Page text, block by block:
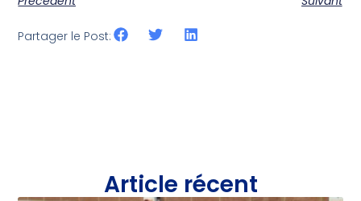
Partager le Post:
Article récent